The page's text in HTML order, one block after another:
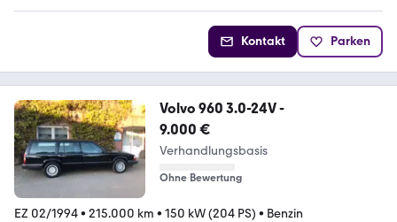
Kontakt Parken
Volvo 960 3.0-24V -
9.000 €
Verhandlungsbasis
Ohne Bewertung
EZ 02/1994• 215.000 km • 150 kW (204 PS) • Benzin